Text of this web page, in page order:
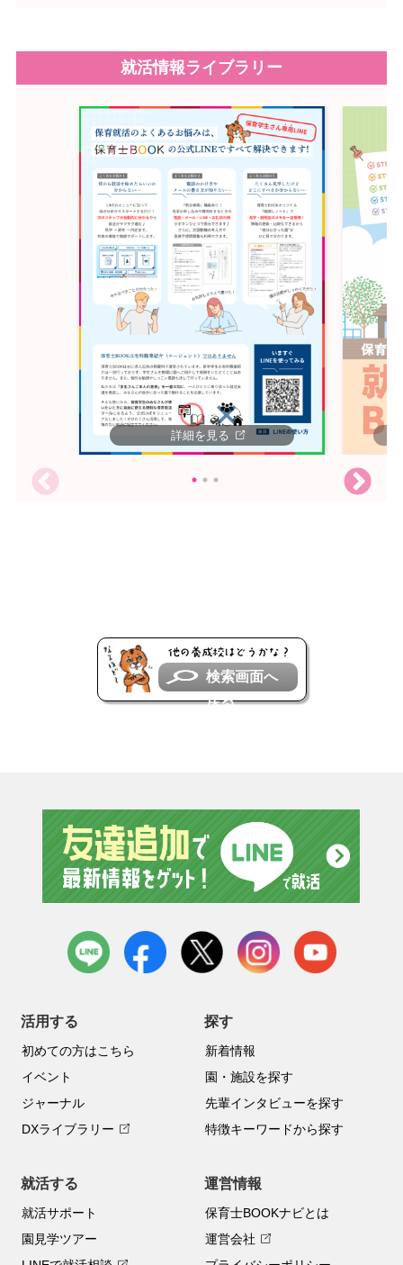
就活情報ライブラリー
詳細を見る
検索画面へ
戻る
LINE facebook instagramyoutube
活用する
初めての方はこちら
イベント
ジャーナル
DXライブラリー
探す
新着情報
園・施設を探す
先輩インタビューを探す
特徴キーワードから探す
就活する
就活サポート
園見学ツアー
運営情報
保育士BOOKナビとは
運営会社